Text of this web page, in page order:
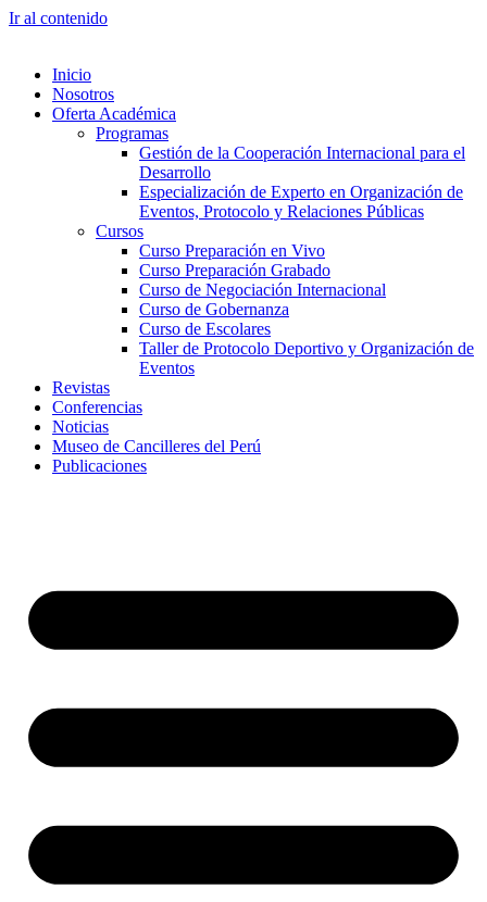
Ir al contenido
Inicio
Nosotros
Oferta Académica
Programas
Gestión de la Cooperación Internacional para el
Desarrollo
Especialización de Experto en Organización de
Eventos, Protocolo y Relaciones Públicas
Cursos
Curso Preparación en Vivo
Curso Preparación Grabado
Curso de Negociación Internacional
Curso de Gobernanza
Curso de Escolares
Taller de Protocolo Deportivo y Organización de
Eventos
Revistas
Conferencias
Noticias
Museo de Cancilleres del Perú
Publicaciones